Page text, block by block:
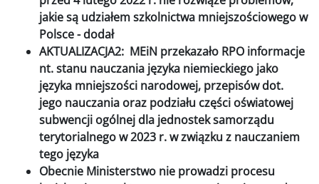
jakie są udziałem szkolnictwa mniejszościowego w
Polsce - dodał
AKTUALIZACJA2: MEiN przekazało RPO informacje
nt. stanu nauczania języka niemieckiego jako
języka mniejszości narodowej, przepisów dot.
jego nauczania oraz podziału części oświatowej
subwencji ogólnej dla jednostek samorządu
terytorialnego w 2023 r. w związku z nauczaniem
tego języka
Obecnie Ministerstwo nie prowadzi procesu